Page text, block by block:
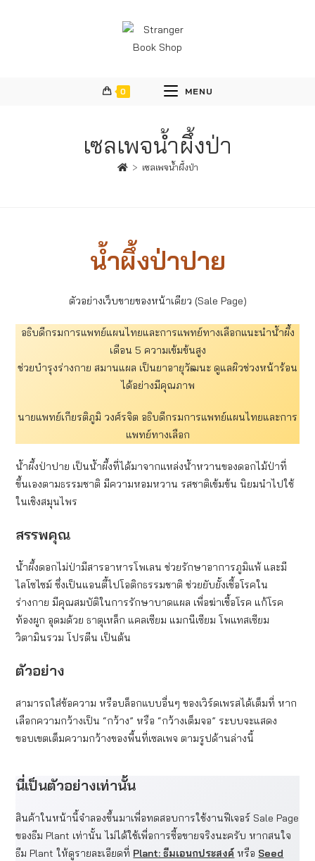
0 MENU
เซลเพจน้ำผึ้งป่า
> เซลเพจน้ำผึ้งป่า
น้ำผึ้งป่าปาย
ตัวอย่างเว็บขายของหน้าเดียว (Sale Page)
อธิบดีกรมการแพทย์แผนไทยและการแพทย์ทางเลือกแนะนำน้ำผึ้ง
เดือน 5 ความเข้มข้นสูง
ช่วยบำรุงร่างกาย สมานแผล เป็นยาอายุวัฒนะ ดูแลผิวช่วงหน้าร้อน
ได้อย่างมีคุณภาพ
นายแพทย์เกียรติภูมิ วงศ์รจิต อธิบดีกรมการแพทย์แผนไทยและการ
แพทย์ทางเลือก
น้ำผึ้งป่าปาย เป็นน้ำผึ้งที่ได้มาจากแหล่งน้ำหวานของดอกไม้ป่าที่
ขึ้นเองตามธรรมชาติ มีความหอมหวาน รสชาติเข้มข้น นิยมนำไปใช้
ในเชิงสมุนไพร
สรรพคุณ
น้ำผึ้งดอกไม่ป่ามีสารอาหารโพเลน ช่วยรักษาอาการภูมิแพ้ และมี
ไลโซไซม์ ซึ่งเป็นแอนตี้ไปโอติกธรรมชาติ ช่วยยับยั้งเชื้อโรคใน
ร่างกาย มีคุณสมบัติในการรักษาบาดแผล เพื่อฆ่าเชื้อโรค แก้โรค
ท้องผูก อุดมด้วย ธาตุเหล็ก แคลเซียม แมกนีเซียม โพแทสเซียม
วิตามินรวม โปรตีน เป็นต้น
ตัวอย่าง
สามารถใส่ข้อความ หรือบล็อกแบบอื่นๆ ของเวิร์ดเพรสได้เต็มที่ หาก
เลือกความกว้างเป็น “กว้าง” หรือ “กว้างเต็มจอ” ระบบจะแสดง
ขอบเขตเต็มความกว้างของพื้นที่เซลเพจ ตามรูปด้านล่างนี้
นี่เป็นตัวอย่างเท่านั้น
สินค้าในหน้านี้จำลองขึ้นมาเพื่อทดสอบการใช้งานฟีเจอร์ Sale Page
ของธีม Plant เท่านั้น ไม่ได้ใช้เพื่อการซื้อขายจริงนะครับ หากสนใจ
ธีม Plant ให้ดูรายละเอียดที่ Plant: ธีมเอนกประสงค์ หรือ Seed